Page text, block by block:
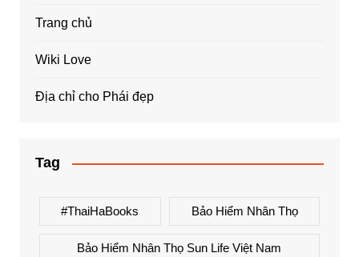
Trang chủ
Wiki Love
Địa chỉ cho Phái đẹp
Tag
#ThaiHaBooks Bảo Hiểm Nhân Thọ
Bảo Hiểm Nhân Thọ Sun Life Việt Nam